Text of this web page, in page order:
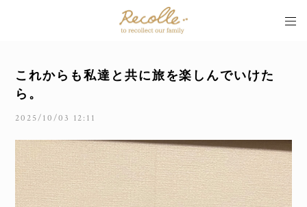
これからも私達と共に旅を楽しんでいけた
ら。
2025/10/03 12:11